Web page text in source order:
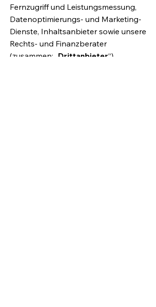
Fernzugriff und Leistungsmessung,
Datenoptimierungs- und Marketing-
Dienste, Inhaltsanbieter sowie unsere
Rechts- und Finanzberater
(zusammen: „ Drittanbieter“).